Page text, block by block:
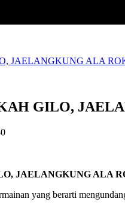
JAELANGKUNG ALA
GILO,
JAELANGKUNG ALA
yang berarti